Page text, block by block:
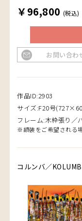
￥96,800 (税込)
お問い合わ
作品ID:2903
サイズ:F20号
フレーム:木枠張り／
※額装をご希望される
コルンバ／